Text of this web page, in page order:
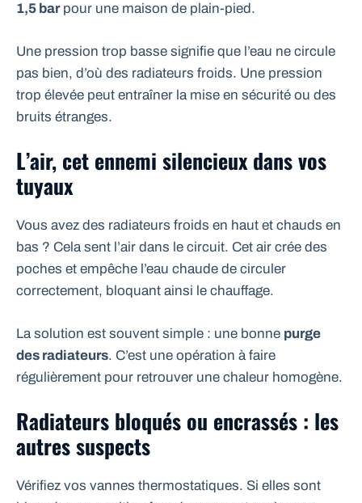
1,5 barpour une maison de plain-pied.
Une pression trop basse signifie que l’eau ne circule
pas bien, d’où des radiateurs froids. Une pression
trop élevée peut entraîner la mise en sécurité ou des
bruits étranges.
L’air, cet ennemi silencieux dans vos
tuyaux
Vous avez des radiateurs froids en haut et chauds en
bas ? Cela sent l’air dans le circuit. Cet air crée des
poches et empêche l’eau chaude de circuler
correctement, bloquant ainsi le chauffage.
La solution est souvent simple : une bonne purge
des radiateurs. C’est une opération à faire
régulièrement pour retrouver une chaleur homogène.
Radiateurs bloqués ou encrassés : les
autres suspects
Vérifiez vos vannes thermostatiques. Si elles sont